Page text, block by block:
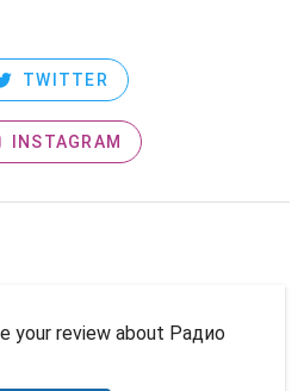
TWITTER
INSTAGRAM
your review about Радио